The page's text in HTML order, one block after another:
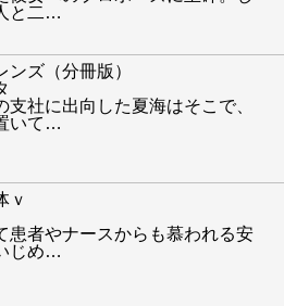
と二 …
ズ（分冊版）
支社に出向した夏海はそこで、
いて …
ｖ
患者やナースからも慕われる安
じめ…